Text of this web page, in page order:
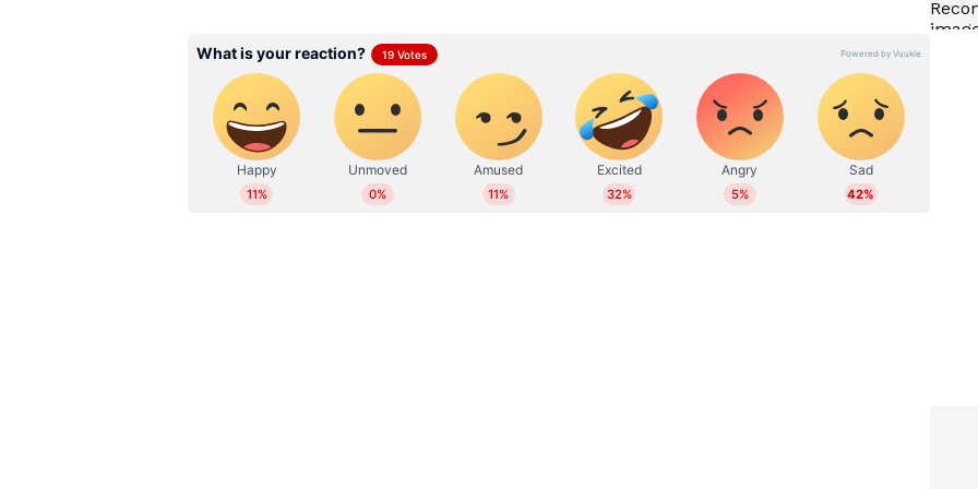
റിതപ്പനെ പുറത്ത് കൊണ്ടു പോകുന്നുവെന്ന് പറയാൻ വിളിച്ചു. അറിഞ്ഞോ ഇല്ലയോ
എന്നൊന്നും അറിയില്ല. സത്യമാണോന്ന് പോലും അവൻ വിളിച്ച് ചോ​ദിച്ചില്ല", എന്നാണ്
രേണു സുധി പറഞ്ഞത്. "എനിക്ക് ജീവിക്കണം. നന്നായിട്ട് തന്നെ കുറച്ച് നാള് കൂടി
ജീവിക്കണം. എന്നെ കാന്‍സന്‍ തിന്നരുത്. അതായത് എന്നെ കാന്‍സര്‍
കീഴ്പ്പെടുത്തരുത്. ഞാന്‍ അതിനെ കീഴ്പ്പെടുത്തണം. അതിന് എല്ലാവരുടെയും
പ്രാര്‍ത്ഥന വേണം. എന്നെ സ്നേഹിക്കുന്ന ഒരുപാട് പേരുണ്ട്. അവരുടെ പ്രാര്‍ത്ഥനയും